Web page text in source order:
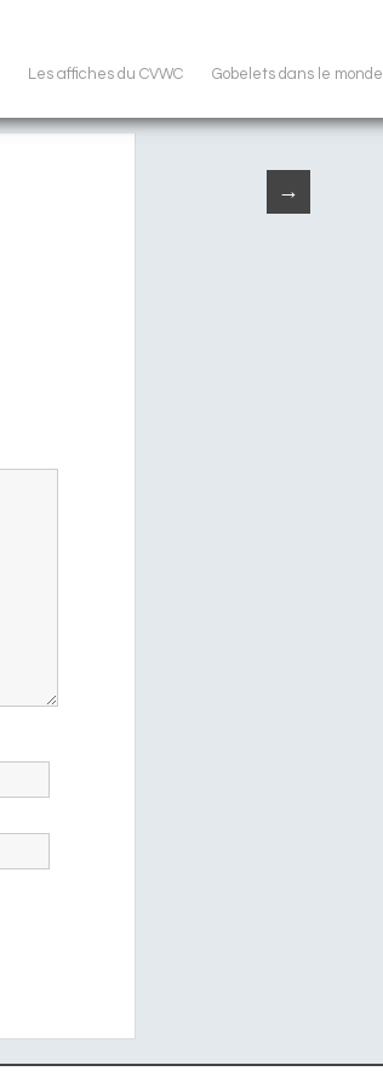
Les affiches du CVWC Gobelets dans le monde
→